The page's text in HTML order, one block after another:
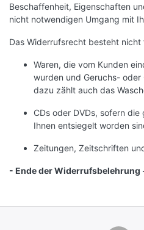
Beschaffenheit, Eigenschaften
nicht notwendigen Umgang mit
Das Widerrufsrecht besteht nicht
Waren, die vom Kunden
wurden und Geruchs-
dazu zählt auch das
CDs oder DVDs, sofern
Ihnen entsiegelt worden
Zeitungen, Zeitschriften
- Ende der Widerrufsbelehrung